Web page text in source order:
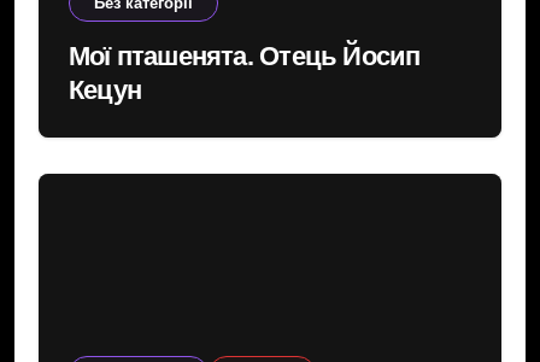
Мої пташенята. Отець Йосип
Кецун